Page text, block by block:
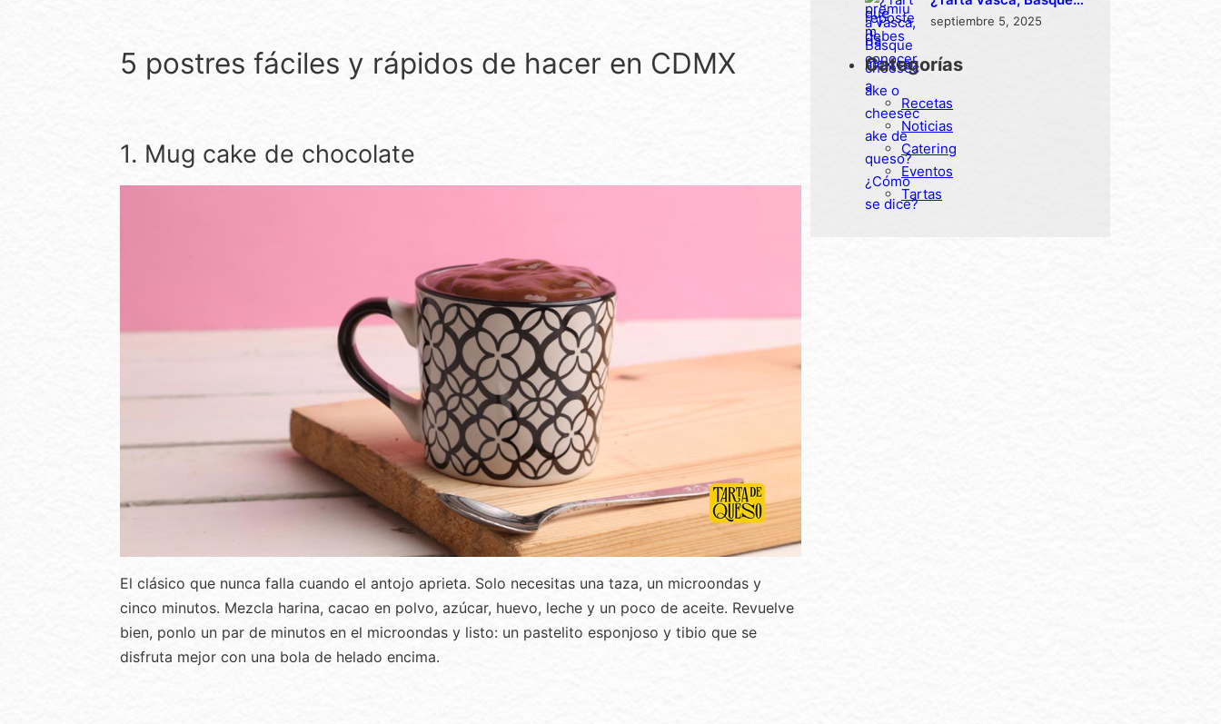
5 postres fáciles y rápidos de hacer en CDMX
1. Mug cake de chocolate
El clásico que nunca falla cuando el antojo aprieta. Solo necesitas una taza, un microondas y
cinco minutos. Mezcla harina, cacao en polvo, azúcar, huevo, leche y un poco de aceite. Revuelve
bien, ponlo un par de minutos en el microondas y listo: un pastelito esponjoso y tibio que se
disfruta mejor con una bola de helado encima.
cheesecake o
¿Cómo se dice?
septiembre 5, 2025
Categorías
Recetas
Noticias
Catering
Eventos
Tartas